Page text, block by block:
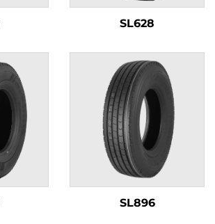
SL628
SL896